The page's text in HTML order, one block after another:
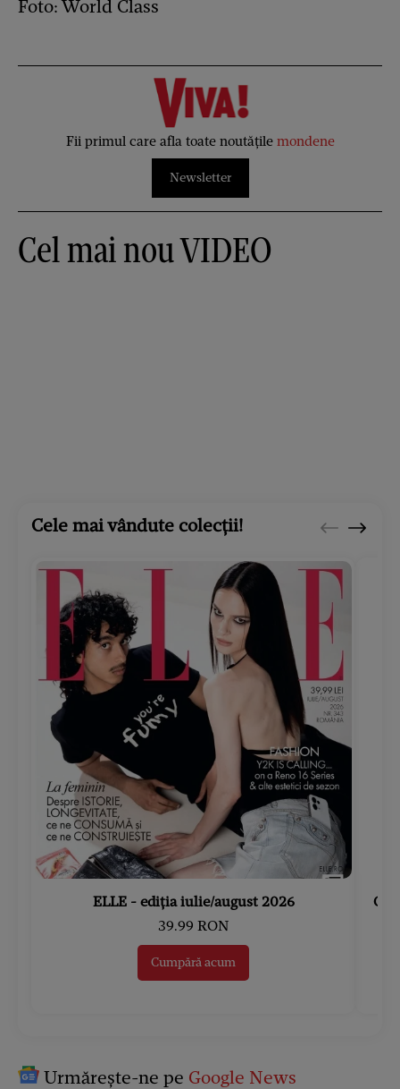
Foto: World Class
Fii primul care afla toate noutățile mondene
Newsletter
Cel mai nou VIDEO
Cele mai vândute colecții!
ELLE - ediția iulie/august 2026
39.99 RON
Cumpără acum
Urmărește-ne pe Google News